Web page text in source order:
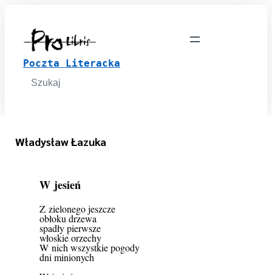
Poczta Literacka
Search
for:
Władysław Łazuka
W jesień
Z zielonego jeszcze
obłoku drzewa
spadły pierwsze
włoskie orzechy
W nich wszystkie pogody
dni minionych